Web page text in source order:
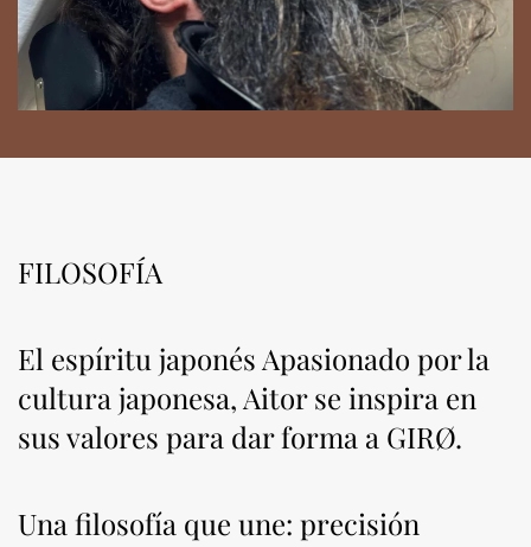
FILOSOFÍA
El espíritu japonés Apasionado por la
cultura japonesa, Aitor se inspira en
sus valores para dar forma a GIRØ.
Una filosofía que une: precisión